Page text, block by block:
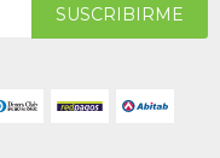
SUSCRIBIRME